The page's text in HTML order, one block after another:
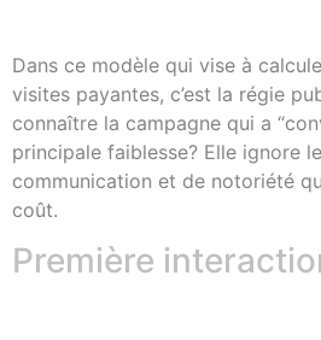
Dans ce modèle qui vise à
visites payantes, c’est la régie
connaître la campagne qui a
principale faiblesse? Elle ignore
communication et de notoriété
coût.
Première